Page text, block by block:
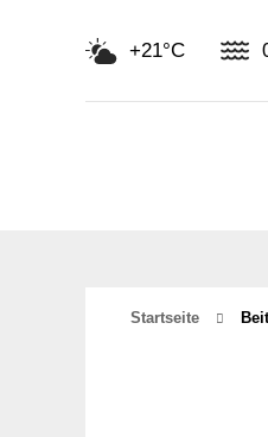
+21°C
Startseite